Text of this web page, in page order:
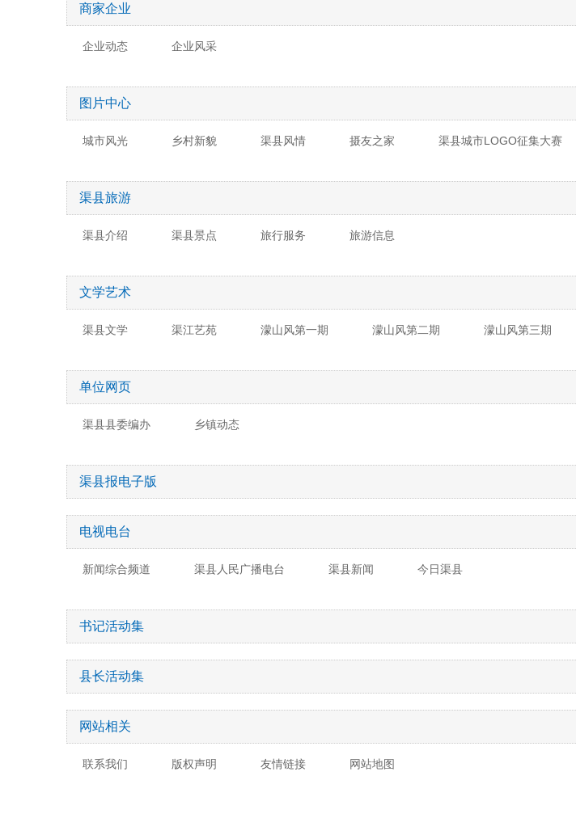
商家企业
企业动态 企业风采
图片中心
城市风光 乡村新貌 渠县风情 摄友之家 渠县城市LOGO征集大赛
渠县旅游
渠县介绍 渠县景点 旅行服务 旅游信息
文学艺术
渠县文学 渠江艺苑 濛山风第一期 濛山风第二期 濛山风第三期
单位网页
渠县县委编办 乡镇动态
渠县报电子版
电视电台
新闻综合频道 渠县人民广播电台 渠县新闻 今日渠县
书记活动集
县长活动集
网站相关
联系我们 版权声明 友情链接 网站地图